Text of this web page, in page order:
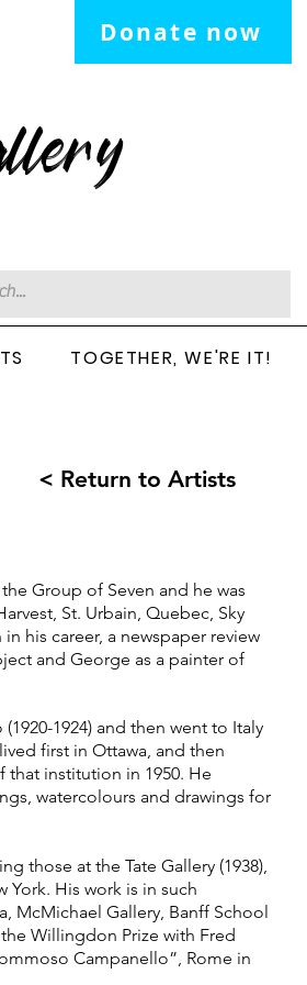
Donate now
TOGETHER, WE'RE IT!
< Return to Artists
Group of Seven and he was
St. Urbain, Quebec, Sky
his career, a newspaper review
and George as a painter of
1924) and then went to Italy
first in Ottawa, and then
institution in 1950. He
watercolours and drawings for
those at the Tate Gallery (1938),
York. His work is in such
McMichael Gallery, Banff School
Willingdon Prize with Fred
Campanello”, Rome in